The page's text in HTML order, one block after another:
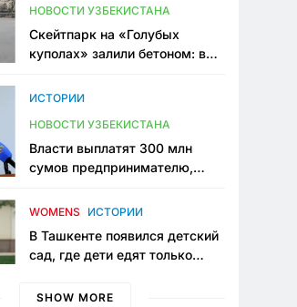
НОВОСТИ УЗБЕКИСТАНА
Скейтпарк на «Голубых
куполах» залили бетоном: в
одно общественное
ИСТОРИИ
НОВОСТИ УЗБЕКИСТАНА
Власти выплатят 300 млн
сумов предпринимателю,
тюрьме по незаконному
WOMENS ИСТОРИИ
В Ташкенте появился детский
сад, где дети едят только
мама, которая устала просить
SHOW MORE